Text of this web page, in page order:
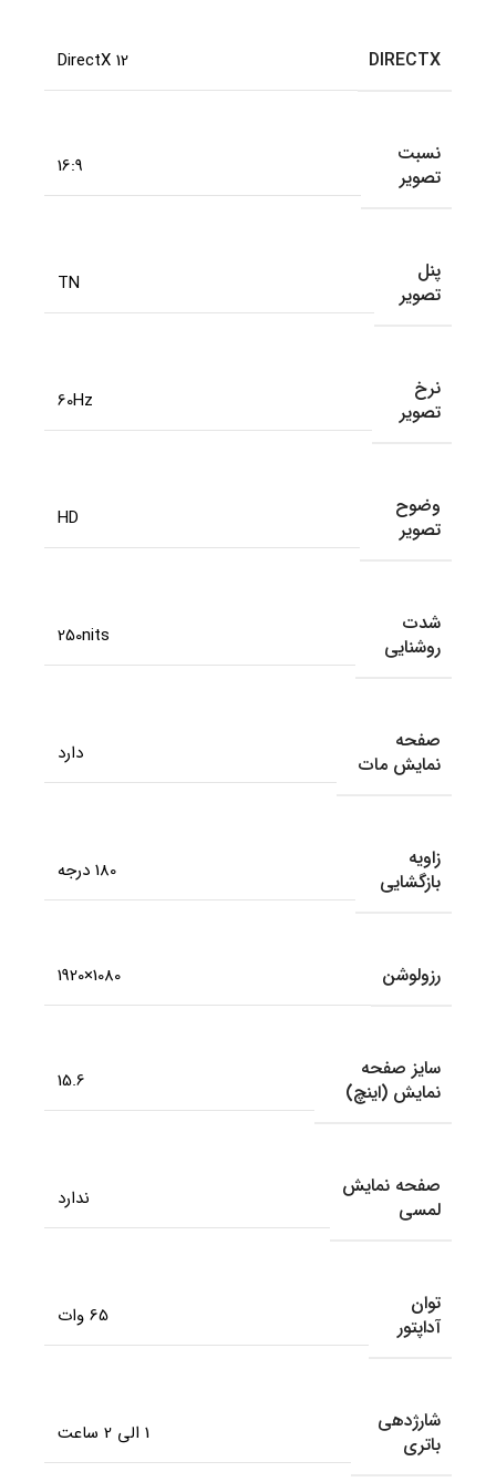
DIRECTX
DirectX 12
نسبت
تصویر
16:9
پنل
تصویر
TN
نرخ
تصویر
60Hz
وضوح
تصویر
HD
شدت
روشنایی
250nits
صفحه
نمایش مات
دارد
زاویه
بازگشایی
180 درجه
رزولوشن 1080×1920
سایز صفحه
نمایش (اینچ)
15.6
صفحه نمایش
لمسی
ندارد
توان
آداپتور
65 وات
شارژدهی
باتری
1 الی 2 ساعت